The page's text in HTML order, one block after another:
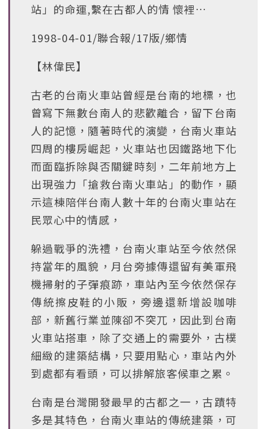
站」的命運,繫在古都人的情 懷裡…
1998-04-01/聯合報/17版/鄉情
【林偉民】
古老的台南火車站曾經是台南的地標，也
曾寫下無數台南人的悲歡離合，留下台南
人的記憶，隨著時代的演變，台南火車站
四周的樓房崛起，火車站也因鐵路地下化
而面臨拆除與否關鍵時刻，二年前地方上
出現強力「搶救台南火車站」的動作，顯
示這棟陪伴台南人數十年的台南火車站在
民眾心中的情感，
躲過戰爭的洗禮，台南火車站至今依然保
持當年的風貌，月台旁據傳還留有美軍飛
機掃射的子彈痕跡，車站內至今依然保存
傳統擦皮鞋的小販，旁邊還新增設咖啡
部，新舊行業並陳卻不突兀，因此到台南
火車站搭車，除了交通上的需要外，古樸
細緻的建築結構，只要用點心，車站內外
到處都有看頭，可以排解旅客候車之累。
台南是台灣開發最早的古都之一，古蹟特
多是其特色，台南火車站的傳統建築，可